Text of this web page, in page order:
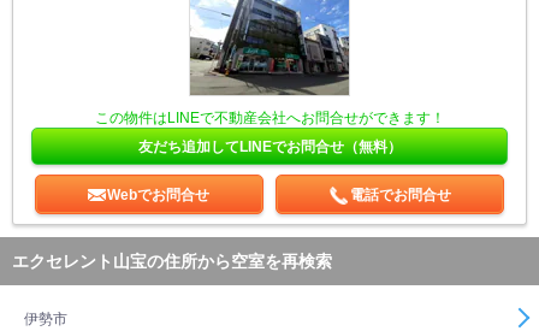
この物件はLINEで不動産会社へお問合せができます！
友だち追加してLINEでお問合せ（無料）
Webでお問合せ 電話でお問合せ
エクセレント山宝の住所から空室を再検索
伊勢市